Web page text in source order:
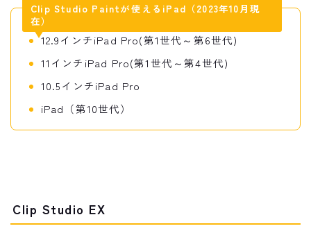
Clip Studio Paintが使えるiPad（2023年10月現
在）
12.9インチiPad Pro(第1世代～第6世代)
11インチiPad Pro(第1世代～第4世代)
10.5インチiPad Pro
iPad（第10世代）
Clip Studio EX